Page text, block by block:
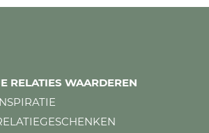
RELATIES WAARDEREN